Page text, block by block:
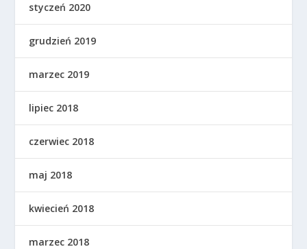
styczeń 2020
grudzień 2019
marzec 2019
lipiec 2018
czerwiec 2018
maj 2018
kwiecień 2018
marzec 2018